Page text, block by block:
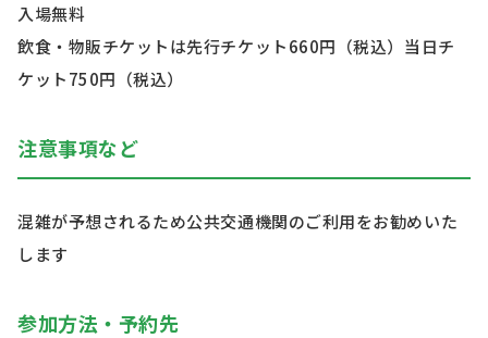
入場無料
飲食・物販チケットは先行チケット660円（税込）当日チ
ケット750円（税込）
注意事項など
混雑が予想されるため公共交通機関のご利用をお勧めいた
します
参加方法・予約先